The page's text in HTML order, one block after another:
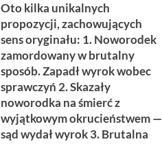
Oto kilka unikalnych
propozycji, zachowujących
sens oryginału: 1. Noworodek
zamordowany w brutalny
sposób. Zapadł wyrok wobec
sprawczyń 2. Skazały
noworodka na śmierć z
wyjątkowym okrucieństwem —
sąd wydał wyrok 3. Brutalna